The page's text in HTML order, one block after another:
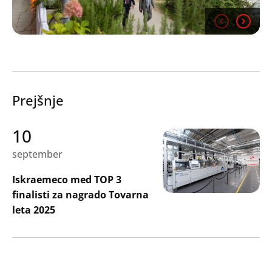
Prejšnje
10
september
Iskraemeco med TOP 3
finalisti za nagrado Tovarna
leta 2025